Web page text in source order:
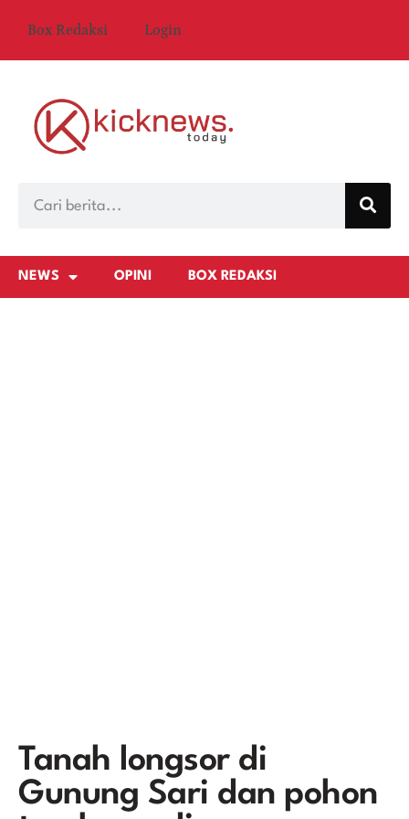
Box Redaksi Login
NEWS OPINI BOX REDAKSI
Tanah longsor di
Gunung Sari dan pohon